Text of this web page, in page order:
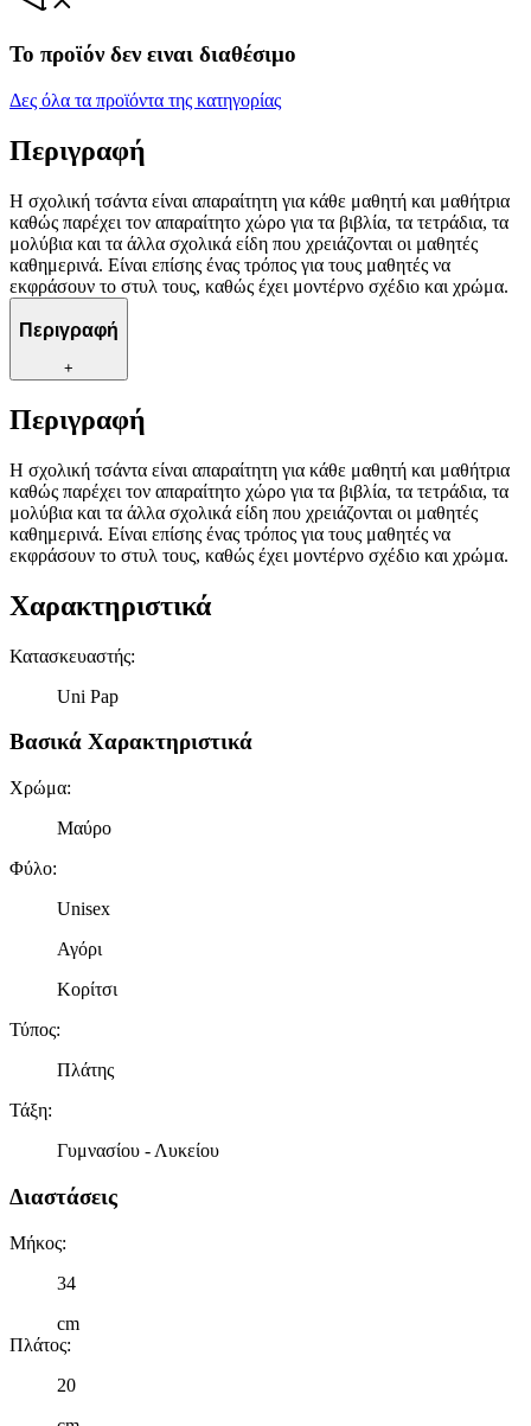
Το προϊόν δεν ειναι διαθέσιμο
Δες όλα τα προϊόντα της κατηγορίας
Περιγραφή
Η σχολική τσάντα είναι απαραίτητη για κάθε μαθητή και μαθήτρια
καθώς παρέχει τον απαραίτητο χώρο για τα βιβλία, τα τετράδια, τα
μολύβια και τα άλλα σχολικά είδη που χρειάζονται οι μαθητές
καθημερινά. Είναι επίσης ένας τρόπος για τους μαθητές να
εκφράσουν το στυλ τους, καθώς έχει μοντέρνο σχέδιο και χρώμα.
Περιγραφή
+
Περιγραφή
Η σχολική τσάντα είναι απαραίτητη για κάθε μαθητή και μαθήτρια
καθώς παρέχει τον απαραίτητο χώρο για τα βιβλία, τα τετράδια, τα
μολύβια και τα άλλα σχολικά είδη που χρειάζονται οι μαθητές
καθημερινά. Είναι επίσης ένας τρόπος για τους μαθητές να
εκφράσουν το στυλ τους, καθώς έχει μοντέρνο σχέδιο και χρώμα.
Χαρακτηριστικά
Κατασκευαστής:
Uni Pap
Βασικά Χαρακτηριστικά
Χρώμα:
Μαύρο
Φύλο:
Unisex
Αγόρι
Κορίτσι
Τύπος:
Πλάτης
Τάξη:
Γυμνασίου - Λυκείου
Διαστάσεις
Μήκος:
34
cm
Πλάτος:
20